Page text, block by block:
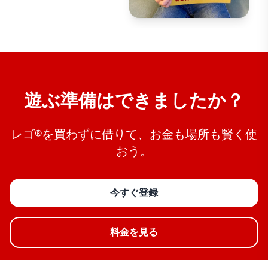
遊ぶ準備はできましたか？
レゴ®を買わずに借りて、お金も場所も賢く使
おう。
今すぐ登録
料金を見る